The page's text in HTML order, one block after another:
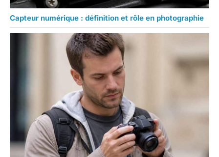
Capteur numérique : définition et rôle en photographie